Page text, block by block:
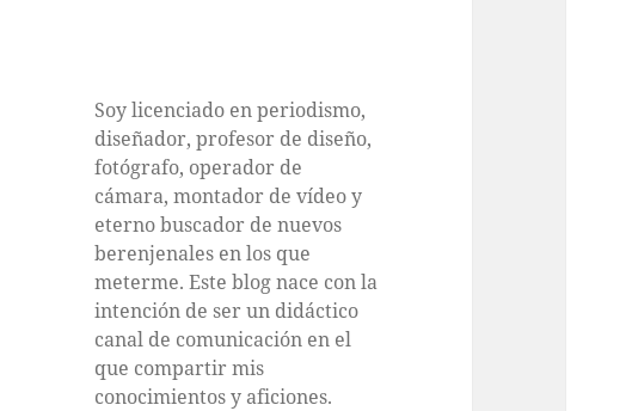
Soy licenciado en periodismo,
diseñador, profesor de diseño,
fotógrafo, operador de
cámara, montador de vídeo y
eterno buscador de nuevos
berenjenales en los que
meterme. Este blog nace con la
intención de ser un didáctico
canal de comunicación en el
que compartir mis
conocimientos y aficiones.